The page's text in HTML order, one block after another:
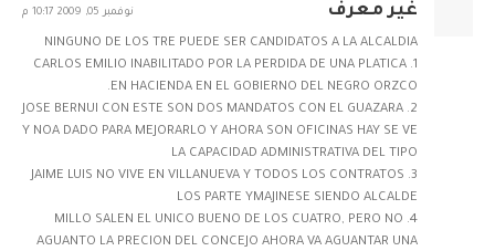
غير معرف نوفمبر 05, 2009 10:17 م
NINGUNO DE LOS TRE PUEDE SER CANDIDATOS A LA ALCALDIA
1. CARLOS EMILIO INABILITADO POR LA PERDIDA DE UNA PLATICA
EN HACIENDA EN EL GOBIERNO DEL NEGRO ORZCO.
2. JOSE BERNUI CON ESTE SON DOS MANDATOS CON EL GUAZARA
Y NOA DADO PARA MEJORARLO Y AHORA SON OFICINAS HAY SE VE
LA CAPACIDAD ADMINISTRATIVA DEL TIPO
3. JAIME LUIS NO VIVE EN VILLANUEVA Y TODOS LOS CONTRATOS
LOS PARTE YMAJINESE SIENDO ALCALDE
4. MILLO SALEN EL UNICO BUENO DE LOS CUATRO, PERO NO
AGUANTO LA PRECION DEL CONCEJO AHORA VA AGUANTAR UNA